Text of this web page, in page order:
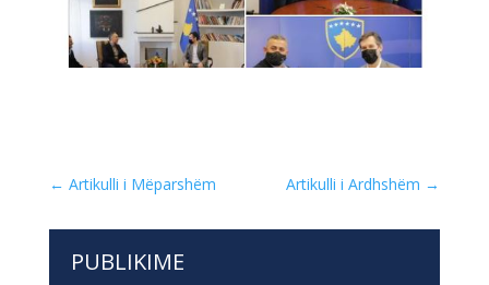
← Artikulli i Mëparshëm Artikulli i Ardhshëm →
PUBLIKIME